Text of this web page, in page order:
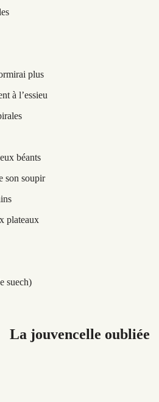
plus
à l’essieu
béants
son soupir
plateaux
suech)
La jouvencelle oubliée